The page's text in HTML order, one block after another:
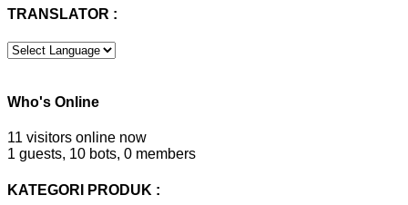
TRANSLATOR :
Who's Online
11 visitors online now
1 guests, 10 bots, 0 members
KATEGORI PRODUK :